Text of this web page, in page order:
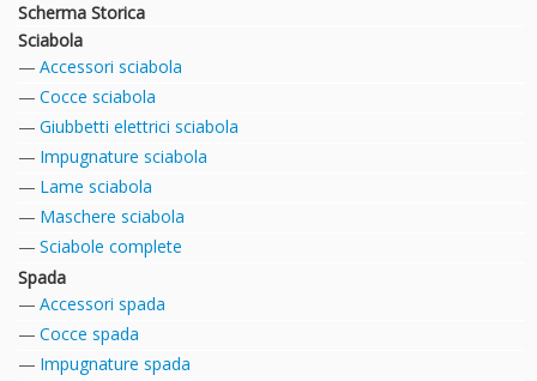
Scherma Storica
Sciabola
Accessori sciabola
Cocce sciabola
Giubbetti elettrici sciabola
Impugnature sciabola
Lame sciabola
Maschere sciabola
Sciabole complete
Spada
Accessori spada
Cocce spada
Impugnature spada